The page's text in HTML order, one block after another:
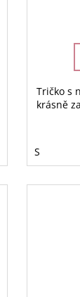
Tričko s
krásně
S